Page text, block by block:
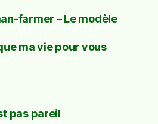
farmer – Le modèle
ma vie pour vous
pas pareil